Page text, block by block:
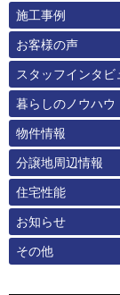
施工事例
お客様の声
スタッフインタビ
暮らしのノウハウ
物件情報
分譲地周辺情報
住宅性能
お知らせ
その他